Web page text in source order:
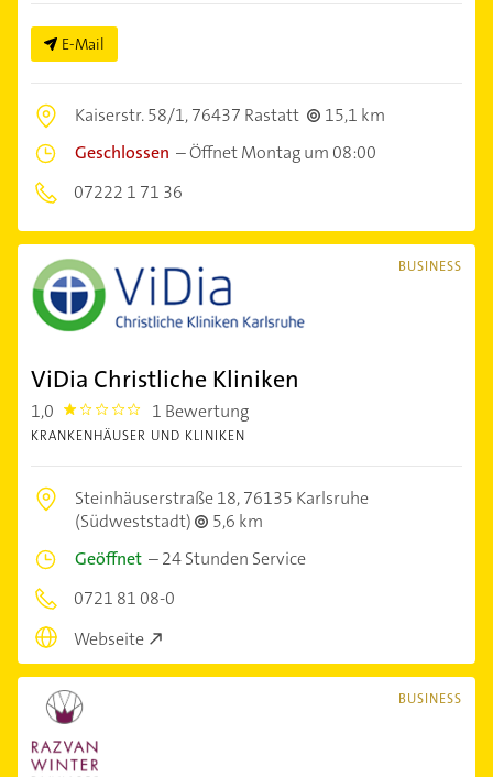
E-Mail
Kaiserstr. 58/1,76437 Rastatt
15,1 km
Geschlossen –Öffnet Montag um 08:00
07222 1 71 36
BUSINESS
ViDia Christliche Kliniken
1,0 1.0 1 Bewertung
KRANKENHÄUSER UND KLINIKEN
Steinhäuserstraße 18,76135 Karlsruhe
(Südweststadt)
5,6 km
Geöffnet –24 Stunden Service
0721 81 08-0
Webseite
BUSINESS